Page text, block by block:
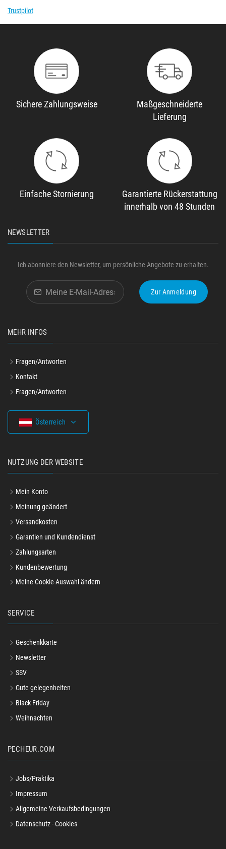
Trustpilot
Sichere Zahlungsweise
Maßgeschneiderte
Lieferung
Einfache Stornierung
Garantierte Rückerstattung
innerhalb von 48 Stunden
NEWSLETTER
Ich abonniere den Newsletter, um persönliche Angebote zu erhalten.
Zur Anmeldung
MEHR INFOS
Fragen/Antworten
Kontakt
Fragen/Antworten
Österreich
NUTZUNG DER WEBSITE
Mein Konto
Meinung geändert
Versandkosten
Garantien und Kundendienst
Zahlungsarten
Kundenbewertung
Meine Cookie-Auswahl ändern
SERVICE
Geschenkkarte
Newsletter
SSV
Gute gelegenheiten
Black Friday
Weihnachten
PECHEUR.COM
Jobs/Praktika
Impressum
Allgemeine Verkaufsbedingungen
Datenschutz - Cookies